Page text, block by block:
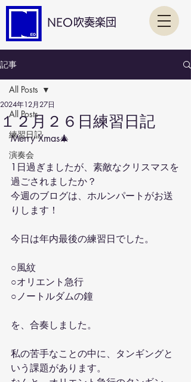
NEO吹奏楽団
記事
All Posts
練習日記
演奏会
All Posts
１２月２６日練習日記
2024年12月27日
Merry Xmas🎄
1日過ぎましたが、素敵なクリスマスを
過ごされましたか？
今週のブログは、ホルンパートがお送
りします！
今日は年内最後の練習日でした。
○風紋
○オリエント急行
○ノートルダムの鐘
を、合奏しました。
私の苦手なことの中に、タンギングと
いう課題があります。